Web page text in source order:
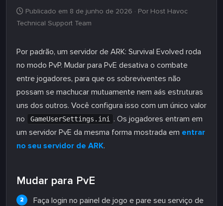
Publicado em 8 de junho de 2026 · Por Host Havoc
Technical Support Team
Por padrão, um servidor de ARK: Survival Evolved roda
no modo PvP. Mudar para PvE desativa o combate
entre jogadores, para que os sobreviventes não
possam se machucar mutuamente nem aás estruturas
uns dos outros. Você configura isso com um único valor
no
GameUserSettings.ini
. Os jogadores entram em
um servidor PvE da mesma forma mostrada em entrar
no seu servidor de ARK.
Mudar para PvE
Faça login no painel de jogo e pare seu serviço de